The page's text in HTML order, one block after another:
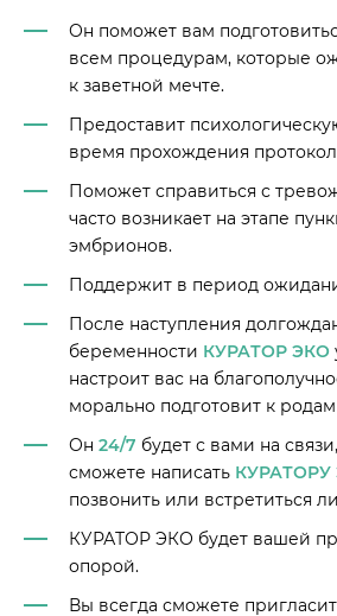
Он поможет вам
всем процедурам, которые
к заветной мечте.
Предоставит
время прохождения
Поможет справиться с
часто возникает на этапе
эмбрионов.
Поддержит в период
После наступления
беременности КУРАТОР ЭКО
настроит вас на
морально подготовит к
Он 24/7 будет с вами на
сможете написать КУРАТОРУ
позвонить или встретиться
КУРАТОР ЭКО будет вашей
опорой.
Вы всегда сможете